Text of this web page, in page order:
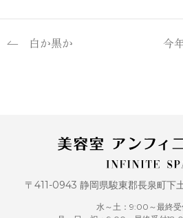
白か黒か
今
〒411-0943 静岡県駿東郡長泉町下
水～土：9:00～最終